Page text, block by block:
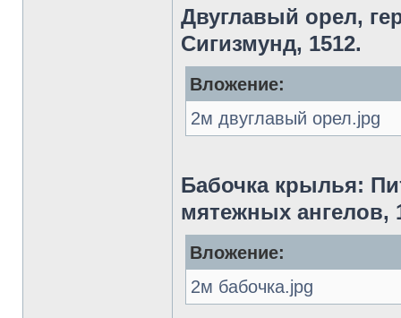
Двуглавый орел,
Сигизмунд, 1512.
Вложение:
2м двуглавый орел.jpg
Бабочка крылья:
мятежных ангелов,
Вложение:
2м бабочка.jpg